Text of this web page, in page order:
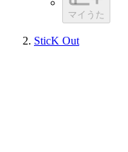
マイうた
SticK Out